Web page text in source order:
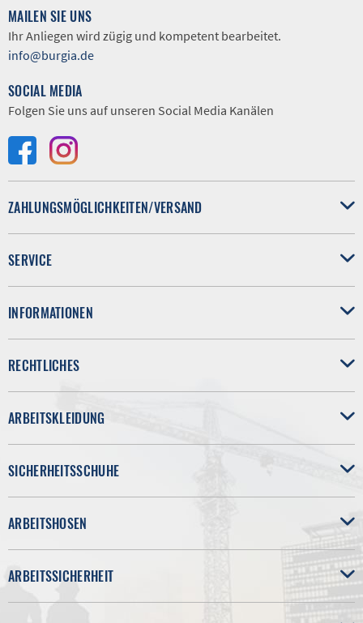
MAILEN SIE UNS
Ihr Anliegen wird zügig und kompetent bearbeitet.
info@burgia.de
SOCIAL MEDIA
Folgen Sie uns auf unseren Social Media Kanälen
ZAHLUNGSMÖGLICHKEITEN/VERSAND
SERVICE
INFORMATIONEN
RECHTLICHES
ARBEITSKLEIDUNG
SICHERHEITSSCHUHE
ARBEITSHOSEN
ARBEITSSICHERHEIT